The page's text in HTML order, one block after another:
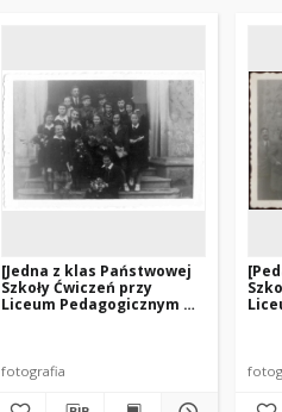
[Jedna z klas Państwowej
Szkoły Ćwiczeń przy
Liceum Pedagogicznym w
fotografia